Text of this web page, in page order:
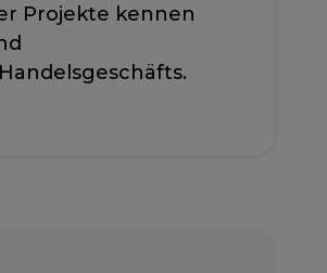
Projekte kennen